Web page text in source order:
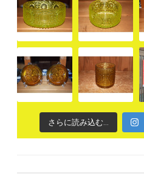
さらに読み込む...